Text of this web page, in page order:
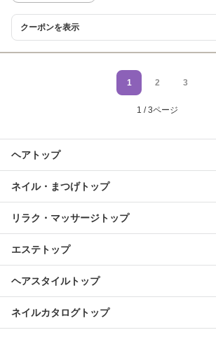
クーポンを表示
1 2 3
1 / 3ページ
ヘアトップ
ネイル・まつげトップ
リラク・マッサージトップ
エステトップ
ヘアスタイルトップ
ネイルカタログトップ